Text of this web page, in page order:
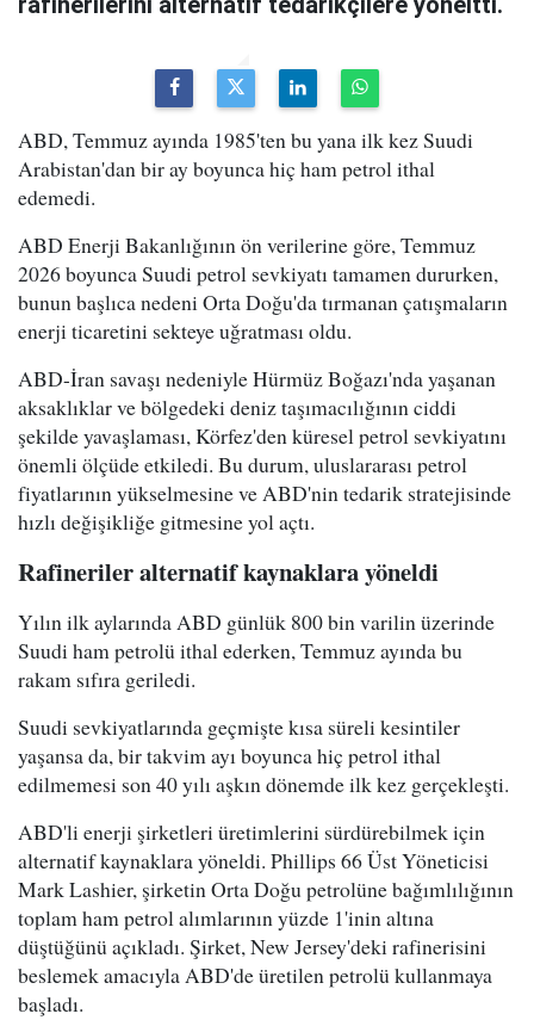
ABD, Temmuz ayında 1985'ten bu yana ilk kez Suudi
Arabistan'dan bir ay boyunca hiç ham petrol ithal
edemedi.
ABD Enerji Bakanlığının ön verilerine göre, Temmuz
2026 boyunca Suudi petrol sevkiyatı tamamen dururken,
bunun başlıca nedeni Orta Doğu'da tırmanan çatışmaların
enerji ticaretini sekteye uğratması oldu.
ABD-İran savaşı nedeniyle Hürmüz Boğazı'nda yaşanan
aksaklıklar ve bölgedeki deniz taşımacılığının ciddi
şekilde yavaşlaması, Körfez'den küresel petrol sevkiyatını
önemli ölçüde etkiledi. Bu durum, uluslararası petrol
fiyatlarının yükselmesine ve ABD'nin tedarik stratejisinde
hızlı değişikliğe gitmesine yol açtı.
Rafineriler alternatif kaynaklara yöneldi
Yılın ilk aylarında ABD günlük 800 bin varilin üzerinde
Suudi ham petrolü ithal ederken, Temmuz ayında bu
rakam sıfıra geriledi.
Suudi sevkiyatlarında geçmişte kısa süreli kesintiler
yaşansa da, bir takvim ayı boyunca hiç petrol ithal
edilmemesi son 40 yılı aşkın dönemde ilk kez gerçekleşti.
ABD'li enerji şirketleri üretimlerini sürdürebilmek için
alternatif kaynaklara yöneldi. Phillips 66 Üst Yöneticisi
Mark Lashier, şirketin Orta Doğu petrolüne bağımlılığının
toplam ham petrol alımlarının yüzde 1'inin altına
düştüğünü açıkladı. Şirket, New Jersey'deki rafinerisini
beslemek amacıyla ABD'de üretilen petrolü kullanmaya
başladı.